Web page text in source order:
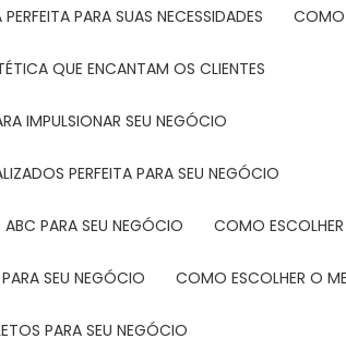
PARA SUAS NECESSIDADES
QUE ENCANTAM OS CLIENTES
IMPULSIONAR SEU NEGÓCIO
PERFEITA PARA SEU NEGÓCIO
ABC PARA SEU NEGÓCIO COMO
SEU NEGÓCIO COMO ESCOLHER O
PARA SEU NEGÓCIO